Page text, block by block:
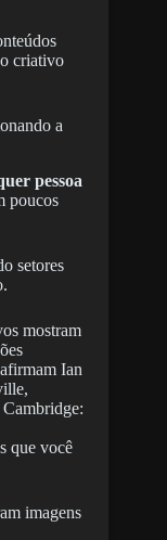
criativo
a
pessoa
poucos
setores
mostram
Ian
que você